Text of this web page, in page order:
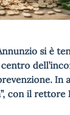
si è
In
con il